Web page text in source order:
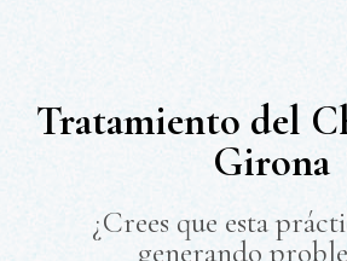
Tratamiento del
Girona
¿Crees que esta
generando